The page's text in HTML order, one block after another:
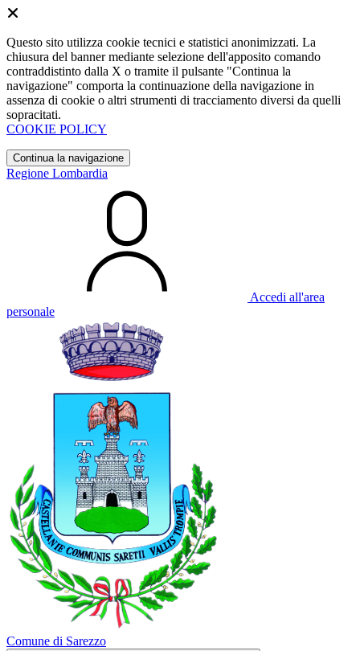
Questo sito utilizza cookie tecnici e statistici anonimizzati. La
chiusura del banner mediante selezione dell'apposito comando
contraddistinto dalla X o tramite il pulsante "Continua la
navigazione" comporta la continuazione della navigazione in
assenza di cookie o altri strumenti di tracciamento diversi da quelli
sopracitati.
COOKIE POLICY
Continua la navigazione
Regione Lombardia
Accedi all'area
personale
Comune di Sarezzo